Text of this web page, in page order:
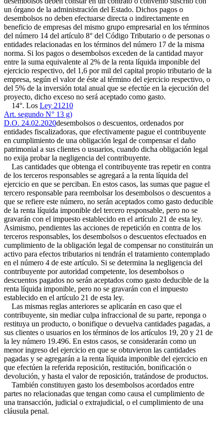
un órgano de la administración del Estado. Dichos pagos o
desembolsos no deben efectuarse directa o indirectamente en
beneficio de empresas del mismo grupo empresarial en los términos
del número 14 del artículo 8° del Código Tributario o de personas o
entidades relacionadas en los términos del número 17 de la misma
norma. Si los pagos o desembolsos exceden de la cantidad mayor
entre la suma equivalente al 2% de la renta líquida imponible del
ejercicio respectivo, del 1,6 por mil del capital propio tributario de la
empresa, según el valor de éste al término del ejercicio respectivo, o
del 5% de la inversión total anual que se efectúe en la ejecución del
proyecto, dicho exceso no será aceptado como gasto.
14°. Los Ley 21210
Art. segundo N° 13 g)
D.O. 24.02.2020desembolsos o descuentos, ordenados por
entidades fiscalizadoras, que efectivamente pague el contribuyente
en cumplimiento de una obligación legal de compensar el daño
patrimonial a sus clientes o usuarios, cuando dicha obligación legal
no exija probar la negligencia del contribuyente.
Las cantidades que obtenga el contribuyente tras repetir en contra
de los terceros responsables se agregará a la renta líquida del
ejercicio en que se perciban. En estos casos, las sumas que pague el
tercero responsable para reembolsar los desembolsos o descuentos a
que se refiere este número, no serán aceptados como gasto deducible
de la renta líquida imponible del tercero responsable, pero no se
gravarán con el impuesto establecido en el artículo 21 de esta ley.
Asimismo, pendientes las acciones de repetición en contra de los
terceros responsables, los desembolsos o descuentos efectuados en
cumplimiento de la obligación legal de compensar no constituirán un
activo para efectos tributarios ni tendrán el tratamiento contemplado
en el número 4 de este artículo. Si se determina la negligencia del
contribuyente por autoridad competente, los desembolsos o
descuentos pagados no serán aceptados como gasto deducible de la
renta líquida imponible, pero no se gravarán con el impuesto
establecido en el artículo 21 de esta ley.
Las mismas reglas anteriores se aplicarán en caso que el
contribuyente, sin mediar culpa infraccional de su parte, reponga o
restituya un producto, o bonifique o devuelva cantidades pagadas, a
sus clientes o usuarios en los términos de los artículos 19, 20 y 21 de
la ley número 19.496. En estos casos, se considerarán como un
menor ingreso del ejercicio en que se obtuvieron las cantidades
pagadas y se agregarán a la renta líquida imponible del ejercicio en
que efectúen la referida reposición, restitución, bonificación o
devolución, y hasta el valor de reposición, tratándose de productos.
También constituyen gasto los desembolsos acordados entre
partes no relacionadas que tengan como causa el cumplimiento de
una transacción, judicial o extrajudicial, o el cumplimiento de una
cláusula penal.